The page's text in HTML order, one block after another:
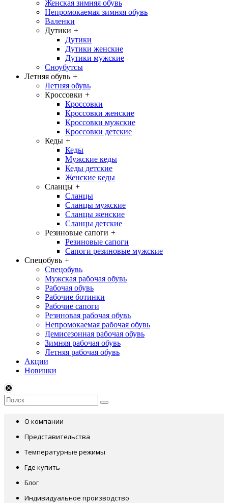
Женская зимняя обувь
Непромокаемая зимняя обувь
Валенки
Дутики +
Дутики
Дутики женские
Дутики мужские
Сноубутсы
Летняя обувь +
Летняя обувь
Кроссовки +
Кроссовки
Кроссовки женские
Кроссовки мужские
Кроссовки детские
Кеды +
Кеды
Мужские кеды
Кеды детские
Женские кеды
Сланцы +
Сланцы
Сланцы мужские
Сланцы женские
Сланцы детские
Резиновые сапоги +
Резиновые сапоги
Сапоги резиновые мужские
Спецобувь +
Спецобувь
Мужская рабочая обувь
Рабочая обувь
Рабочие ботинки
Рабочие сапоги
Резиновая рабочая обувь
Непромокаемая рабочая обувь
Демисезонная рабочая обувь
Зимняя рабочая обувь
Летняя рабочая обувь
Акции
Новинки
О компании
Представительства
Температурные режимы
Где купить
Блог
Индивидуальное производство